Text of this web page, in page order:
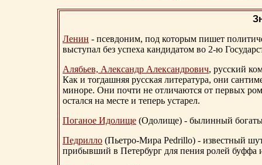
Ленин - псевдоним, под которым пишет
выступал без успеха кандидатом во 2-ю
Алябьев, Александр Александрович, русский
Как и тогдашняя русская литература, они
миноре. Они почти не отличаются от первых
остался на месте и теперь устарел.
Поганое Идолище (Одолище) - былинный
Педрилло (Пьетро-Мира Pedrillo) - известный
прибывший в Петербург для пения ролей буффа